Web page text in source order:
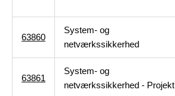
63860
System- og
netværkssikkerhed
63861
System- og
netværkssikkerhed - Projekt